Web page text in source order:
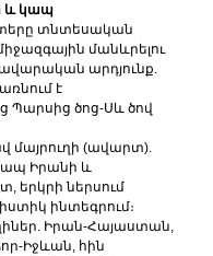
և կապ
տնտեսական
մանևրելու
արդյունք.
է
ծոց-Սև ծով
մայրուղի (ավարտ).
Իրանի և
երկրի ներսում
ինտեգրում։
Իրան-Հայաստան,
Իջևան, հին